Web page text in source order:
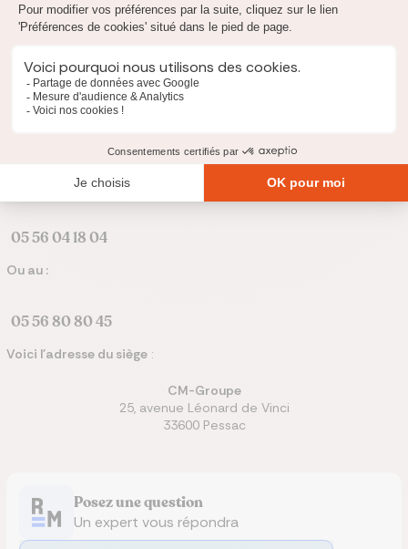
démarches, ou interrogations sur la garantie décennale.
N'hésitez pas à les contacter !
Pour une demande d'informations ou une question sur votre
contrat, vous pouvez les appeler au :
05 56 04 18 04
Ou au :
05 56 80 80 45
Voici l'adresse du siège :
CM-Groupe
25, avenue Léonard de Vinci
33600 Pessac
Posez une question
Un expert vous répondra